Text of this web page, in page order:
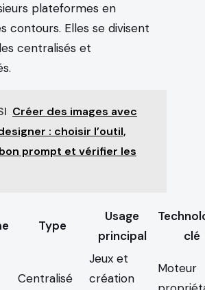
plateformes en
contours. Elles se divisent
centralisés et
Créer des images avec
: choisir l’outil,
prompt et vérifier les
Type
Usage
principal
clé
Centralisé
Jeux et
création
Moteur